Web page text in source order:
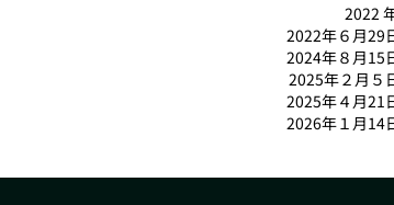
2022
2022年６月29
2024年８月15
2025年２月５
2025年４月21
2026年１月14